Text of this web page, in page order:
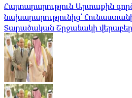
Հայտարարություն Արտաքին
նախարարությունից՝
Տարածական Շրջանակի